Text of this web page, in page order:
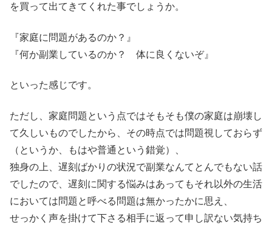
を買って出てきてくれた事でしょうか。
『家庭に問題があるのか？』
『何か副業しているのか？ 体に良くないぞ』
といった感じです。
ただし、家庭問題という点ではそもそも僕の家庭は崩壊し
て久しいものでしたから、その時点では問題視しておらず
（というか、もはや普通という錯覚）、
独身の上、遅刻ばかりの状況で副業なんてとんでもない話
でしたので、遅刻に関する悩みはあってもそれ以外の生活
においては問題と呼べる問題は無かったかに思え、
せっかく声を掛けて下さる相手に返って申し訳ない気持ち